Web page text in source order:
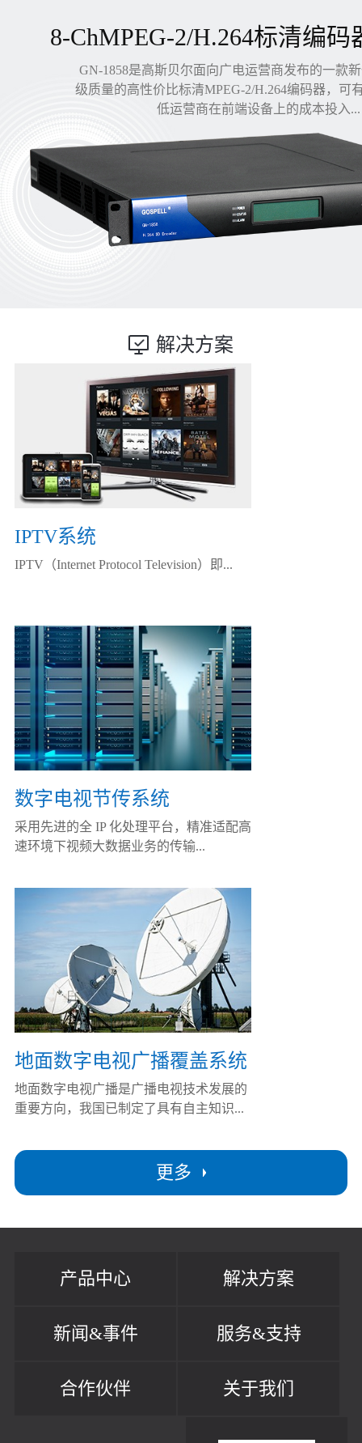
8-ChMPEG-2/H.264标清编码
GN-1858是高斯贝尔面向广电运营商发布的一款
级质量的高性价比标清MPEG-2/H.264编码器，可
低运营商在前端设备上的成本投入...
解决方案
更多
IPTV系统
IPTV（Internet Protocol Television）即...
数字电视节传系统
采用先进的全 IP 化处理平台，精准适配高
速环境下视频大数据业务的传输...
地面数字电视广播覆盖系统
地面数字电视广播是广播电视技术发展的
重要方向，我国已制定了具有自主知识...
产品中心 解决方案
新闻&事件 服务&支持
合作伙伴 关于我们